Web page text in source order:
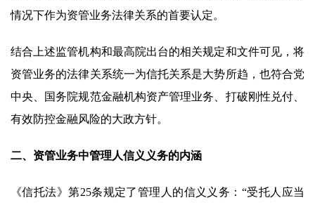
情况下作为资管业务法律关系的首要认定。
结合上述监管机构和最高院出台的相关规定和文件可见，将
资管业务的法律关系统一为信托关系是大势所趋，也符合党
中央、国务院规范金融机构资产管理业务、打破刚性兑付、
有效防控金融风险的大政方针。
二、资管业务中管理人信义义务的内涵
《信托法》第25条规定了管理人的信义义务：“受托人应当